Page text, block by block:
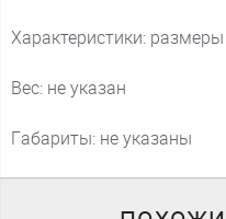
Характеристики:
Вес: не указан
Габариты: не указаны